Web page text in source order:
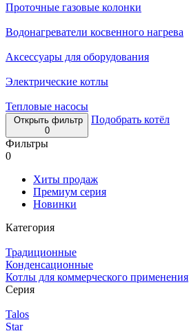
Проточные газовые колонки
Водонагреватели косвенного нагрева
Аксессуары для оборудования
Электрические котлы
Тепловые насосы
Открыть фильтр
0
Подобрать котёл
Фильтры
0
Хиты продаж
Премиум серия
Новинки
Категория
Традиционные
Конденсационные
Котлы для коммерческого применения
Серия
Talos
Star